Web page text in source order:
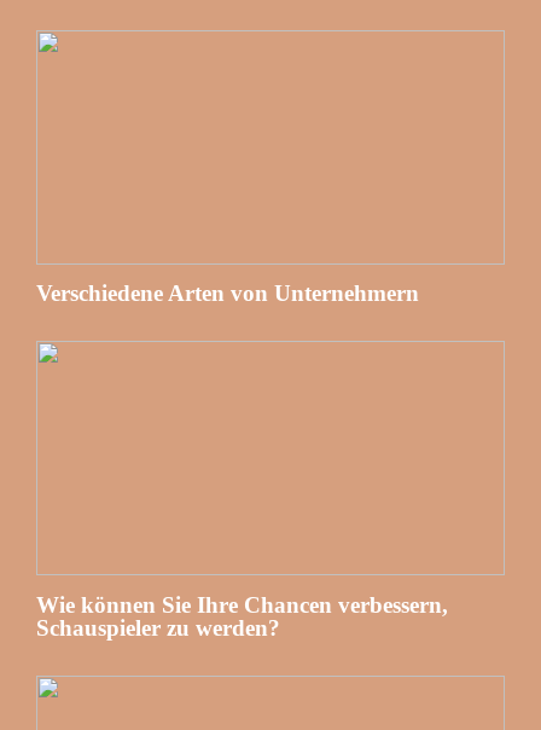
Verschiedene Arten von Unternehmern
Wie können Sie Ihre Chancen verbessern,
Schauspieler zu werden?